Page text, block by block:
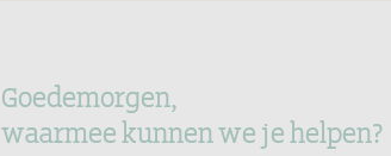
Goedemorgen,
waarmee kunnen we je helpen?